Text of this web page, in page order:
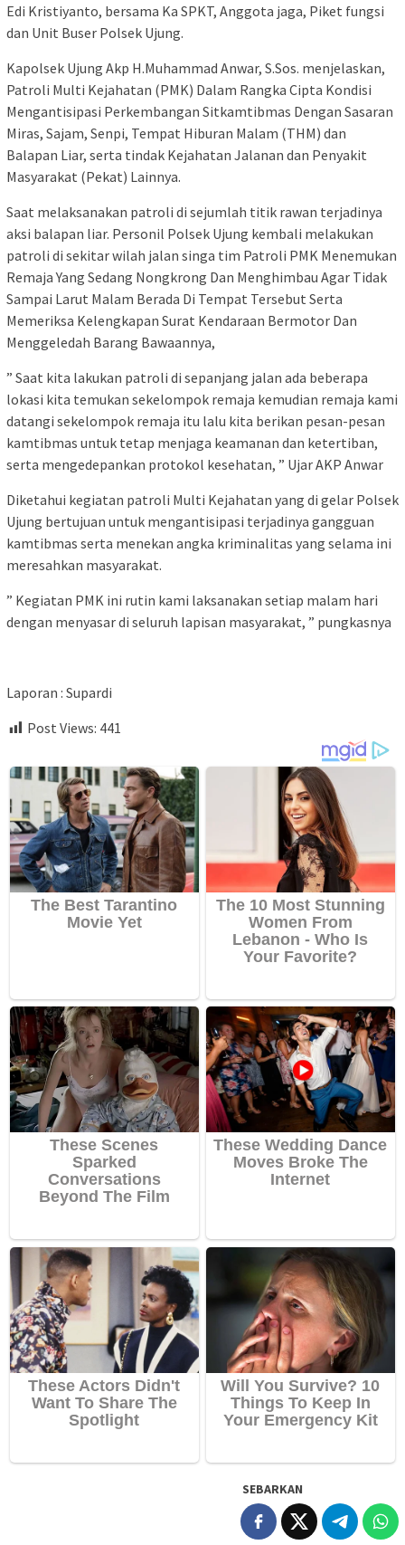
Edi Kristiyanto, bersama Ka SPKT, Anggota jaga, Piket fungsi
dan Unit Buser Polsek Ujung.
Kapolsek Ujung Akp H.Muhammad Anwar, S.Sos. menjelaskan,
Patroli Multi Kejahatan (PMK) Dalam Rangka Cipta Kondisi
Mengantisipasi Perkembangan Sitkamtibmas Dengan Sasaran
Miras, Sajam, Senpi, Tempat Hiburan Malam (THM) dan
Balapan Liar, serta tindak Kejahatan Jalanan dan Penyakit
Masyarakat (Pekat) Lainnya.
Saat melaksanakan patroli di sejumlah titik rawan terjadinya
aksi balapan liar. Personil Polsek Ujung kembali melakukan
patroli di sekitar wilah jalan singa tim Patroli PMK Menemukan
Remaja Yang Sedang Nongkrong Dan Menghimbau Agar Tidak
Sampai Larut Malam Berada Di Tempat Tersebut Serta
Memeriksa Kelengkapan Surat Kendaraan Bermotor Dan
Menggeledah Barang Bawaannya,
” Saat kita lakukan patroli di sepanjang jalan ada beberapa
lokasi kita temukan sekelompok remaja kemudian remaja kami
datangi sekelompok remaja itu lalu kita berikan pesan-pesan
kamtibmas untuk tetap menjaga keamanan dan ketertiban,
serta mengedepankan protokol kesehatan, ” Ujar AKP Anwar
Diketahui kegiatan patroli Multi Kejahatan yang di gelar Polsek
Ujung bertujuan untuk mengantisipasi terjadinya gangguan
kamtibmas serta menekan angka kriminalitas yang selama ini
meresahkan masyarakat.
” Kegiatan PMK ini rutin kami laksanakan setiap malam hari
dengan menyasar di seluruh lapisan masyarakat, ” pungkasnya
Laporan : Supardi
Post Views: 441
SEBARKAN